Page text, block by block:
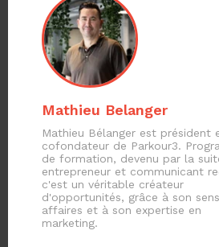
Mathieu Belanger
Mathieu Bélanger est président
cofondateur de Parkour3.
de formation, devenu par la
entrepreneur et communicant
c'est un véritable créateur
d'opportunités, grâce à son
affaires et à son expertise en
marketing.